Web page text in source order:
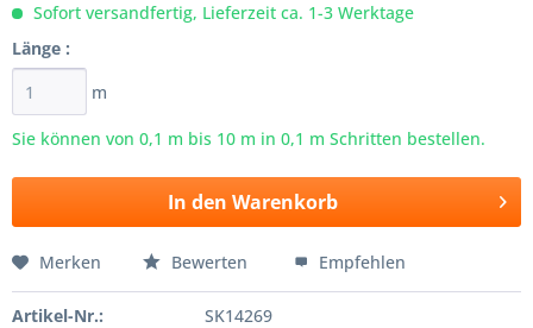
Sofort versandfertig, Lieferzeit ca. 1-3 Werktage
Länge :
m
Sie können von 0,1 m bis 10 m in 0,1 m Schritten bestellen.
In den Warenkorb
Merken Bewerten Empfehlen
Artikel-Nr.: SK14269